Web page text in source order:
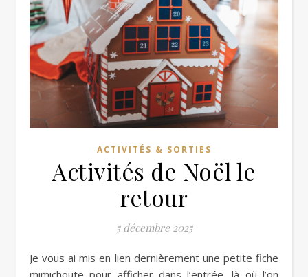
ACTIVITÉS & SORTIES
Activités de Noël le
retour
5 décembre 2025
Je vous ai mis en lien dernièrement une petite fiche